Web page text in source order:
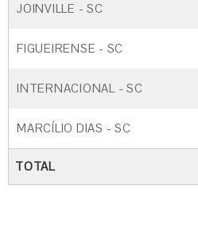
JOINVILLE - SC
FIGUEIRENSE - SC
INTERNACIONAL - SC
MARCÍLIO DIAS - SC
TOTAL